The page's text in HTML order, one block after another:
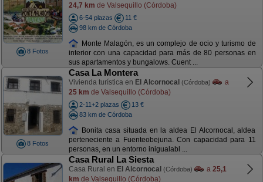
8 Fotos
24,7 km de Valsequillo (Córdoba)
6-54 plazas
11 €
98 km de Córdoba
Monte Malagón, es un complejo de ocio y turismo de
interior con una capacidad para más de 80 personas en
sus apartamentos y bungalows. Cuent ...
8 Fotos
Casa La Montera
Vivienda turística en El Alcornocal (Córdoba)
a
25 km de Valsequillo (Córdoba)
2-11+2 plazas
13 €
83 km de Córdoba
Bonita casa situada en la aldea El Alcornocal, aldea
perteneciente a Fuenteobejuna. Con capacidad para 11
personas, en un entorno inigualabl ...
Casa Rural La Siesta
Casa Rural en El Alcornocal (Córdoba) a 25,1
km de Valsequillo (Córdoba)